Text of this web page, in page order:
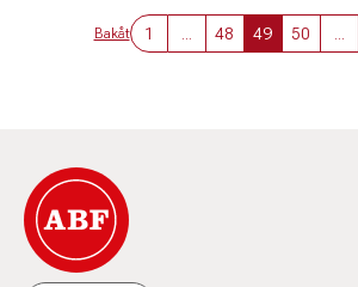
Bakåt 1 48 49 50